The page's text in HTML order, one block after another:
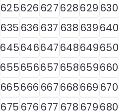
625626 627628629 630
635 636 637 638 639640
645646647648649650
655656657658659660
665666 667668669 670
675 676 677 678 679680